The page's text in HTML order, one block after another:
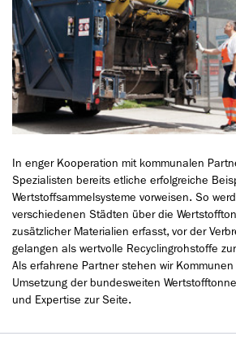
In enger Kooperation mit kommunalen
Spezialisten bereits etliche erfolgreiche
Wertstoffsammelsysteme vorweisen. So
verschiedenen Städten über die
zusätzlicher Materialien erfasst, vor der
gelangen als wertvolle Recyclingrohstoffe
Als erfahrene Partner stehen wir
Umsetzung der bundesweiten
und Expertise zur Seite.